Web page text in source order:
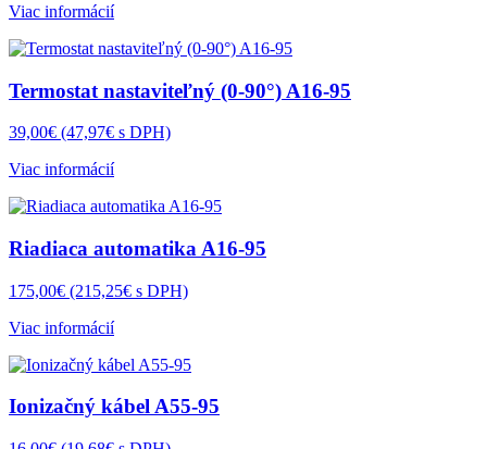
Viac informácií
Termostat nastaviteľný (0-90°) A16-95
39,00€ (47,97€ s DPH)
Viac informácií
Riadiaca automatika A16-95
175,00€ (215,25€ s DPH)
Viac informácií
Ionizačný kábel A55-95